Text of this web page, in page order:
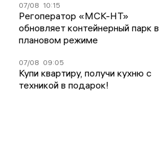
07/08 10:15
Регоператор «МСК-НТ»
обновляет контейнерный парк в
плановом режиме
07/08 09:05
Купи квартиру, получи кухню с
техникой в подарок!